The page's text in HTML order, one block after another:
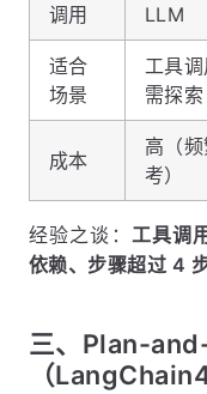
调用
LLM
适合
场景
工具调
需探索
成本
高（
考）
经验之谈： 工具调
依赖、步骤超过 4
三、Plan-
（